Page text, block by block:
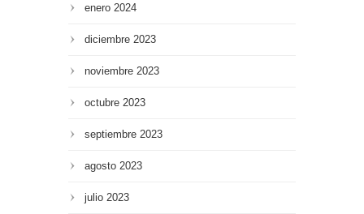
enero 2024
diciembre 2023
noviembre 2023
octubre 2023
septiembre 2023
agosto 2023
julio 2023